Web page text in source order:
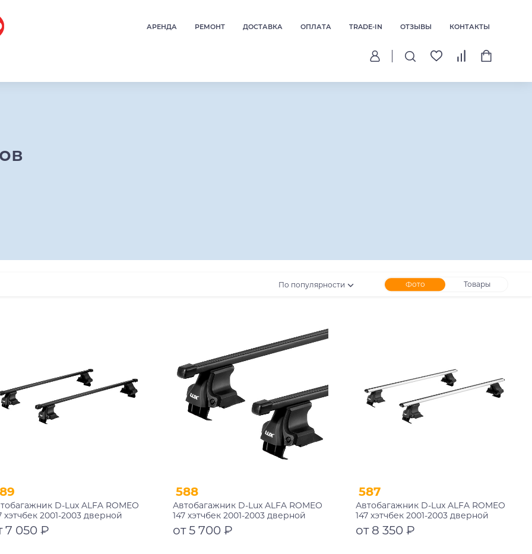
АРЕНДА РЕМОНТ ДОСТАВКА ОПЛАТА TRADE-IN ОТЗЫВЫ КОНТАКТЫ
По популярности Фото Товары
D-Lux ALFA ROMEO
хэтчбек 2001-2003 дверной
прямоугольный с замком
7 050 ₽
588
Автобагажник D-Lux ALFA ROMEO
147 хэтчбек 2001-2003 дверной
проем прямоугольный
от 5 700 ₽
587
Автобагажник D-Lux ALFA ROMEO
147 хэтчбек 2001-2003 дверной
проем аэродинамический с
замком
от 8 350 ₽